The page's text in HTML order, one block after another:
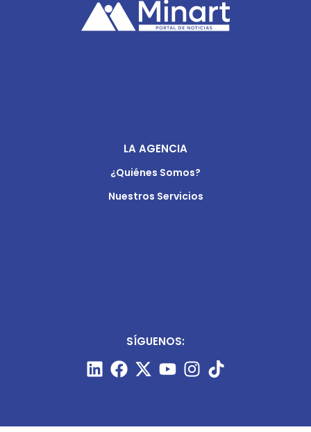
LA AGENCIA
¿Quiénes Somos?
Nuestros Servicios
SÍGUENOS: